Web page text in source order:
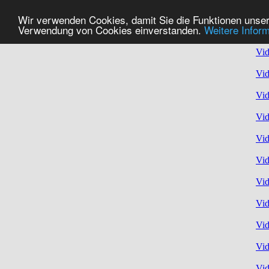
Wir verwenden Cookies, damit Sie die Funktionen
Verwendung von Cookies einverstanden. Weitere